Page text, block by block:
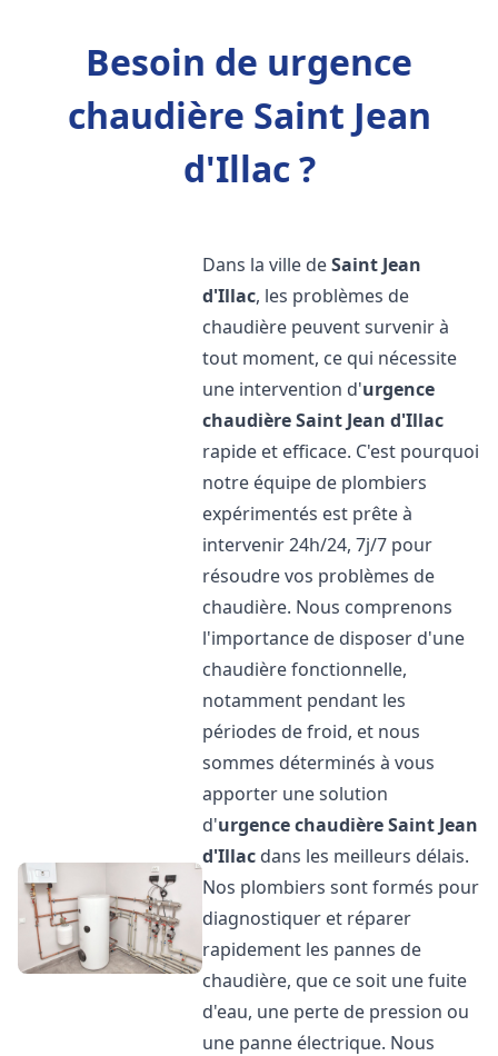
Besoin de urgence
chaudière Saint Jean
d'Illac ?
Dans la ville deSaint Jean
d'Illac, les problèmes de
chaudière peuvent survenir à
tout moment, ce qui nécessite
une intervention d'urgence
chaudièreSaint Jean d'Illac
rapide et efficace. C'est pourquoi
notre équipe de plombiers
expérimentés est prête à
intervenir 24h/24, 7j/7 pour
résoudre vos problèmes de
chaudière. Nous comprenons
l'importance de disposer d'une
chaudière fonctionnelle,
notamment pendant les
périodes de froid, et nous
sommes déterminés à vous
apporter une solution
d'urgence chaudièreSaint Jean
d'Illac dans les meilleurs délais.
Nos plombiers sont formés pour
diagnostiquer et réparer
rapidement les pannes de
chaudière, que ce soit une fuite
d'eau, une perte de pression ou
une panne électrique. Nous